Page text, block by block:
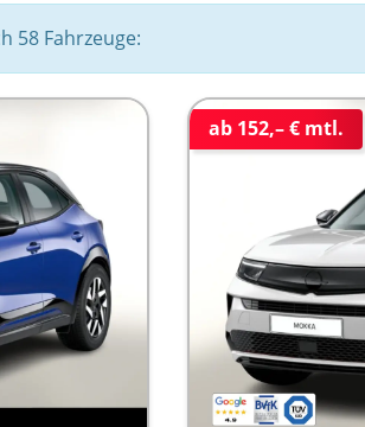
58 Fahrzeuge:
ab 152,– € mtl.